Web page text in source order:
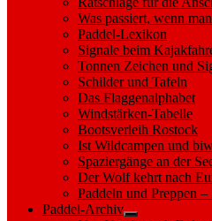
Was passiert, wenn
Paddel-Lexikon
Signale beim
Tonnen Zeichen und
Schilder und Tafeln
Das Flaggenalphabet
Windstärken-Tabelle
Bootsverleih Rostock
Ist Wildcampen und
Spaziergänge an der
Der Wolf kehrt nach
Paddeln und Preppen –
Paddel-Archiv